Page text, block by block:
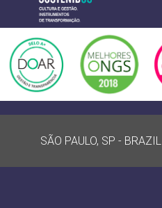
SÃO PAULO, SP - BRAZIL